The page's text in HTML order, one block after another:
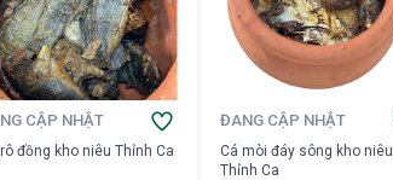
CẬP NHẬT
đồng kho niêu Thỉnh Ca
ĐANG CẬP NHẬT
Cá mòi đáy sông kho niêu
Thỉnh Ca